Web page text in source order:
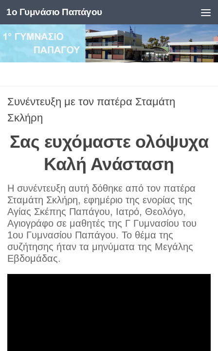
Skip to content
1ο Γυμνάσιο Παπάγου
Συνέντευξη με τον πατέρα Σταμάτη
Σκλήρη
Σας ευχόμαστε ολόψυχα
Καλή Ανάσταση
Η συνέντευξη αυτή δόθηκε από τον πατέρα
Σταμάτη Σκλήρη, εφημέριο της ενορίας της
Αγίας Σκέπης Παπάγου, Ιατρό, Θεολόγο,
Αγιογράφο σε μαθητές της Γ Γυμνασίου του
1ου Γυμνασίου Παπάγου. Το θέμα της
συζήτησης ήταν τα μηνύματα της Μεγάλης
Εβδομάδας.